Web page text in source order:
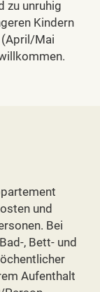
zu unruhig
Kindern
(April/Mai
und
Bei
, Bett- und
Aufenthalt